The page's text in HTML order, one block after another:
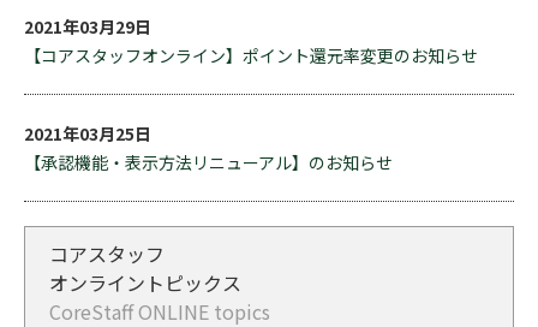
2021年03月29日
【コアスタッフオンライン】ポイント還元率変更のお知らせ
2021年03月25日
【承認機能・表示方法リニューアル】のお知らせ
コアスタッフ
オンライントピックス
CoreStaff ONLINE topics